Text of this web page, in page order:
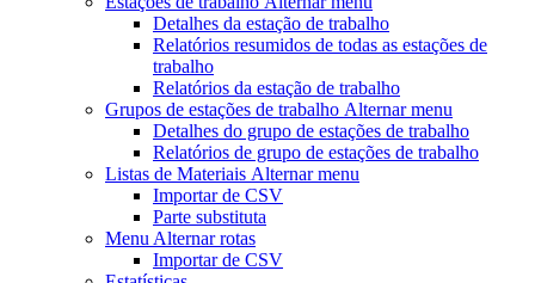
Detalhes da estação de trabalho
Relatórios resumidos de todas as estações de
trabalho
Relatórios da estação de trabalho
Grupos de estações de trabalho Alternar menu
Detalhes do grupo de estações de trabalho
Relatórios de grupo de estações de trabalho
Listas de Materiais Alternar menu
Importar de CSV
Parte substituta
Menu Alternarrotas
Importar de CSV